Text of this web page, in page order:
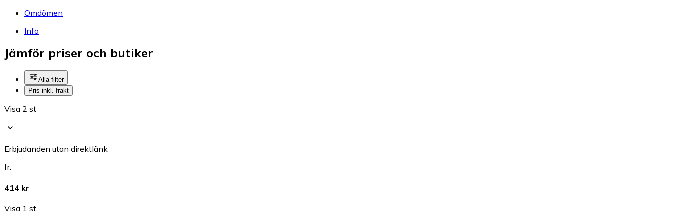
Omdömen
Info
Jämför priser och butiker
Alla filter
Pris inkl. frakt
Visa 2 st
Erbjudanden utan direktlänk
fr.
414 kr
Visa 1 st